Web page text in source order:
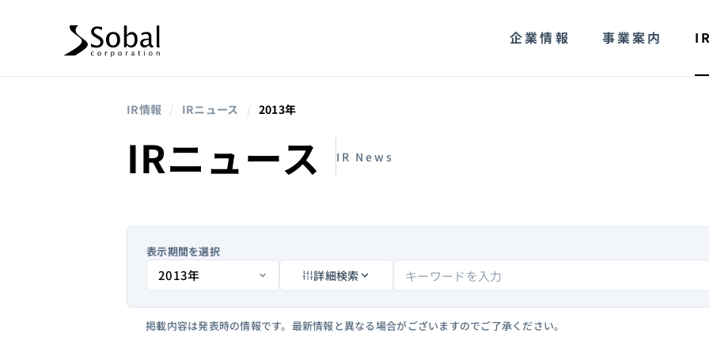
企業情報 事業案内
IR情報 / IRニュース / 2013年
IRニュース IR News
表示期間を選択
詳細検索
掲載内容は発表時の情報です。最新情報と異なる場合がございますのでご了承ください。